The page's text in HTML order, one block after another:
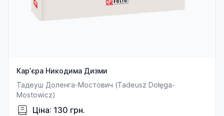
Кар’єра Никодима Дизми
Тадеуш Доленга-Мостович (Tadeusz Dołęga-
Mostowicz)
Ціна: 130 грн.